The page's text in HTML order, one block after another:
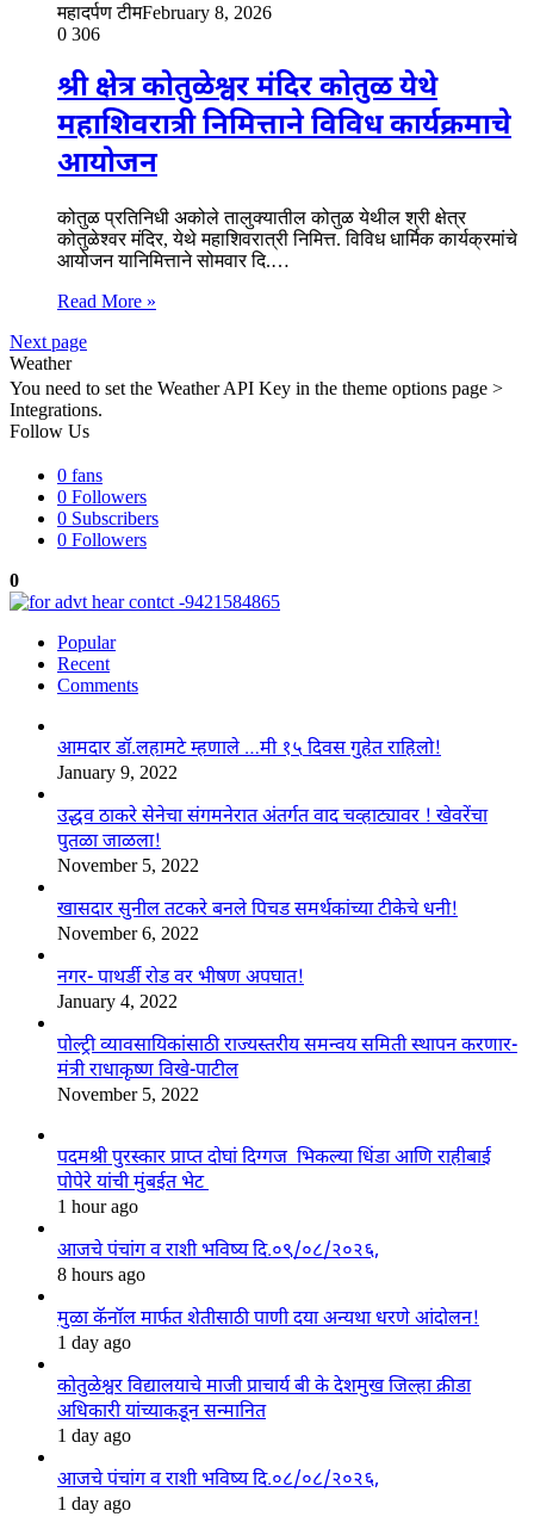
महादर्पण टीमFebruary 8, 2026
0 306
श्री क्षेत्र कोतुळेश्वर मंदिर कोतुळ येथे
महाशिवरात्री निमित्ताने विविध कार्यक्रमाचे
आयोजन
कोतुळ प्रतिनिधी अकोले तालुक्यातील कोतुळ येथील श्री क्षेत्र
कोतुळेश्वर मंदिर, येथे महाशिवरात्री निमित्त. विविध धार्मिक कार्यक्रमांचे
आयोजन यानिमित्ताने सोमवार दि.…
Read More »
Next page
Weather
You need to set the Weather API Key in the theme options page >
Integrations.
Follow Us
0 fans
0 Followers
0 Subscribers
0 Followers
0
Popular
Recent
Comments
आमदार डॉ.लहामटे म्हणाले …मी १५ दिवस गुहेत राहिलो!
January 9, 2022
उद्धव ठाकरे सेनेचा संगमनेरात अंतर्गत वाद चव्हाट्यावर ! खेवरेंचा
पुतळा जाळला!
November 5, 2022
खासदार सुनील तटकरे बनले पिचड समर्थकांच्या टीकेचे धनी!
November 6, 2022
नगर- पाथर्डी रोड वर भीषण अपघात!
January 4, 2022
पोल्ट्री व्यावसायिकांसाठी राज्यस्तरीय समन्वय समिती स्थापन करणार-
मंत्री राधाकृष्ण विखे-पाटील
November 5, 2022
पदमश्री पुरस्कार प्राप्त दोघां दिग्गज भिकल्या धिंडा आणि राहीबाई
पोपेरे यांची मुंबईत भेट
1 hour ago
आजचे पंचांग व राशी भविष्य दि.०९/०८/२०२६,
8 hours ago
मुळा कॅनॉल मार्फत शेतीसाठी पाणी दया अन्यथा धरणे आंदोलन!
1 day ago
कोतुळेश्वर विद्यालयाचे माजी प्राचार्य बी के देशमुख जिल्हा क्रीडा
अधिकारी यांच्याकडून सन्मानित
1 day ago
आजचे पंचांग व राशी भविष्य दि.०८/०८/२०२६,
1 day ago